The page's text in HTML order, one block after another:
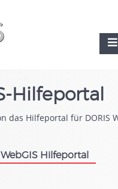
Hilfeportal
das Hilfeportal für DORIS
Hilfeportal